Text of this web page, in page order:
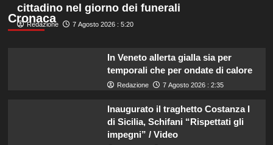
Emma ed Elisa: avventure
emozionanti in motoslitta sul
Riccardo Guarnieri chiude con
verità inaspettate svelate.
Cronaca
cittadino nel giorno dei funerali
Redazione 7 Agosto 2026 : 5:20
In Veneto allerta gialla sia per
temporali che per ondate di calore
Redazione 7 Agosto 2026 : 2:35
Inaugurato il traghetto Costanza I
di Sicilia, Schifani “Rispettati gli
impegni” / Video